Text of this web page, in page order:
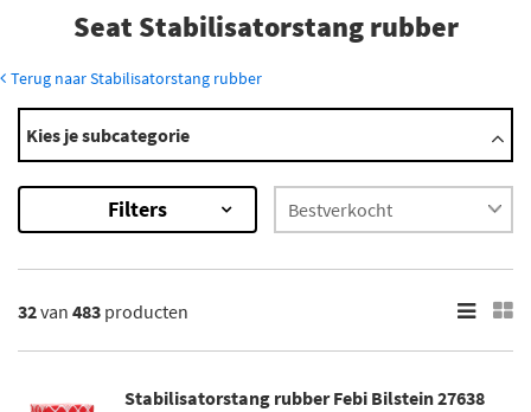
Seat Stabilisatorstang rubber
Terug naar Stabilisatorstang rubber
Modellen
127
Alhambra
Arosa
Cordoba
×
Resultaten
Kies je subcategorie
Filters
32van 483 producten
Stabilisatorstang rubber Febi Bilstein 27638